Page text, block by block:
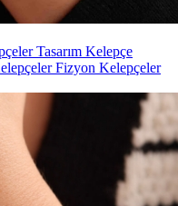
Tasarım Kelepçe
Fizyon Kelepçeler